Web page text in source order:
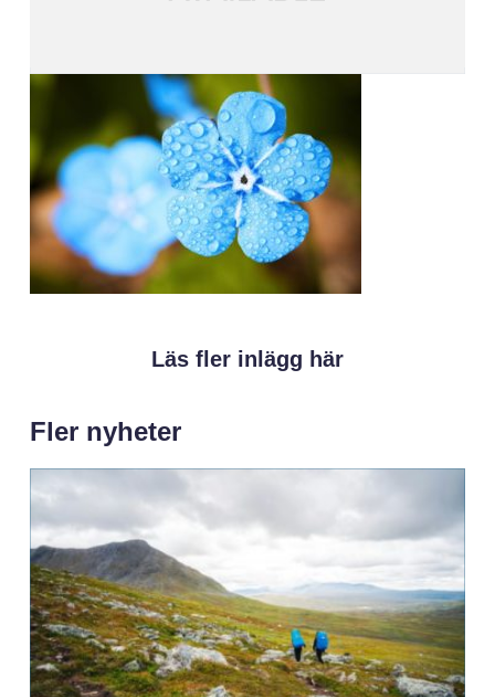
Läs fler inlägg här
Fler nyheter